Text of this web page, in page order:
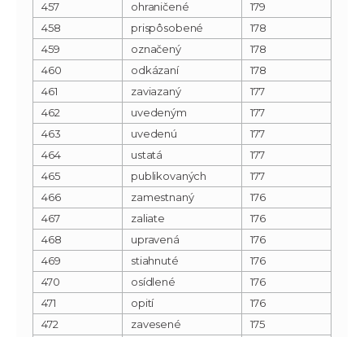
457
ohraničené
179
458
prispôsobené
178
459
označený
178
460
odkázaní
178
461
zaviazaný
177
462
uvedeným
177
463
uvedenú
177
464
ustatá
177
465
publikovaných
177
466
zamestnaný
176
467
zaliate
176
468
upravená
176
469
stiahnuté
176
470
osídlené
176
471
opití
176
472
zavesené
175